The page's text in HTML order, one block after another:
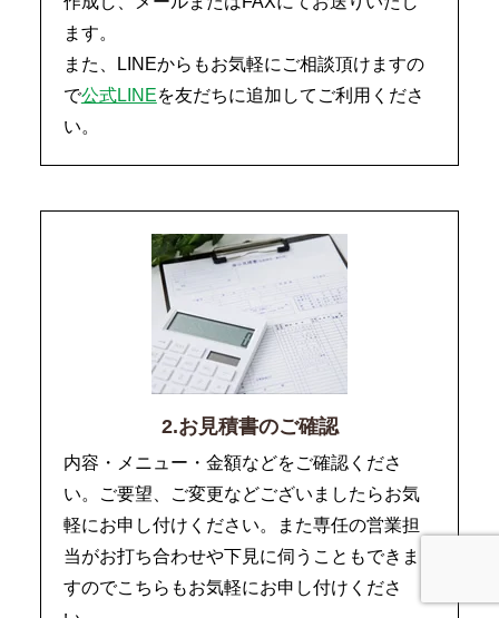
ます。
また、LINEからもお気軽にご相談頂けますの
で公式LINEを友だちに追加してご利用くださ
い。
2.お見積書のご確認
内容・メニュー・金額などをご確認くださ
い。ご要望、ご変更などございましたらお気
軽にお申し付けください。また専任の営業担
当がお打ち合わせや下見に伺うこともできま
すのでこちらもお気軽にお申し付けくださ